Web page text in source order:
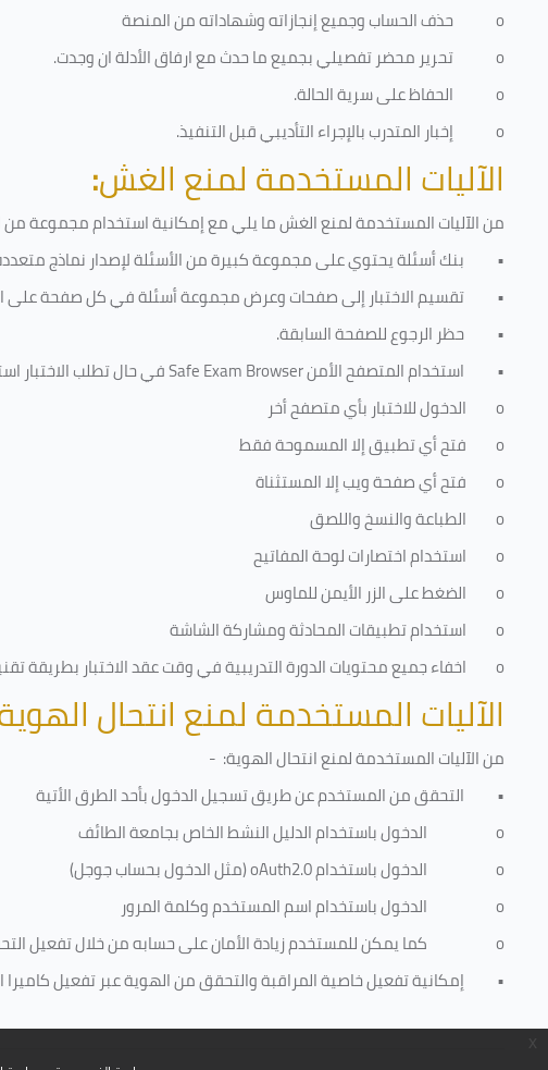
o
حذف الحساب وجميع إنجازاته وشهاداته من المنصة
o
تحرير محضر تفصيلي بجميع ما حدث مع ارفاق الأدلة ان وجدت.
o
الحفاظ على سرية الحالة.
o
إخبار المتدرب بالإجراء التأديبي قبل التنفيذ.
الآليات المستخدمة لمنع الغش:
من الآليات المستخدمة لمنع الغش ما يلي مع إمكانية استخدام مجموعة من
• بنك أسئلة يحتوي على مجموعة كبيرة من الأسئلة لإصدار نماذج متعددة
• تقسيم الاختبار إلى صفحات وعرض مجموعة أسئلة في كل صفحة على
• حظر الرجوع للصفحة السابقة.
• استخدام المتصفح الأمنSafe Exam Browserفي حال تطلب الاختبار
o
الدخول للاختبار بأي متصفح أخر
o
فتح أي تطبيق إلا المسموحة فقط
o
فتح أي صفحة ويب إلا المستثناة
o
الطباعة والنسخ واللصق
o
استخدام اختصارات لوحة المفاتيح
o
الضغط على الزر الأيمن للماوس
o
استخدام تطبيقات المحادثة ومشاركة الشاشة
o
اخفاء جميع محتويات الدورة التدريبية في وقت عقد الاختبار بطريقة
الآليات المستخدمة لمنع انتحال
من الآليات المستخدمة لمنعانتحال الهوية: -
• التحقق من المستخدم عن طريق تسجيل الدخول بأحد الطرق الأتية
o
الدخول باستخدام الدليل النشط الخاص بجامعة الطائف
o
الدخول باستخدامoAuth2.0(مثل الدخول بحساب جوجل)
o
الدخول باستخدام اسم المستخدم وكلمة المرور
o
كما يمكن للمستخدم زيادة الأمان على حسابه من خلال تفعيل
• إمكانية تفعيل خاصية المراقبة والتحقق من الهوية عبر تفعيل كاميرا